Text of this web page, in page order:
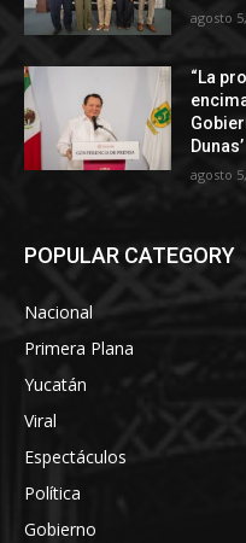
agosto
“La
Dunas’
agosto
POPULAR CATEGORY
Nacional
Primera Plana
Yucatán
Viral
Espectáculos
Política
Gobierno